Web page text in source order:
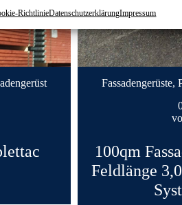
RichtlinieDatenschutzerklärungImpressum
Fassadengerüste,
100qm
Feldlänge